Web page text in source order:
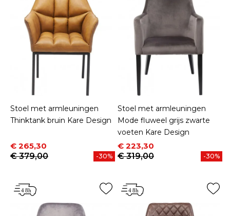
Stoel met armleuningen
Thinktank bruin Kare Design
Prijs
€ 265,30
Normale prijs
€ 379,00
-30%
Stoel met armleuningen
Mode fluweel grijs zwarte
voeten Kare Design
Prijs
€ 223,30
Normale prijs
€ 319,00
-30%